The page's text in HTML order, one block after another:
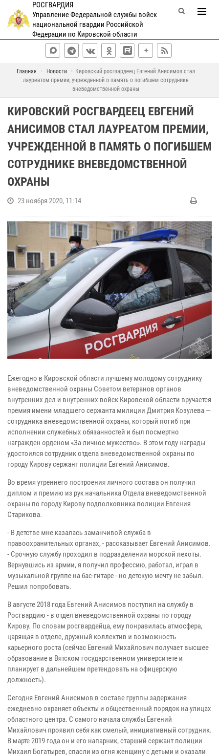
РОСГВАРДИЯ
Управление Федеральной службы войск
национальной гвардии Российской
Федерации по Кировской области
Главная Новости
Кировский росгвардеец Евгений Анисимов стал
лауреатом премии, учрежденной в память о погибшем сотруднике
вневедомственной охраны
КИРОВСКИЙ РОСГВАРДЕЕЦ ЕВГЕНИЙ
АНИСИМОВ СТАЛ ЛАУРЕАТОМ ПРЕМИИ,
УЧРЕЖДЕННОЙ В ПАМЯТЬ О ПОГИБШЕМ
СОТРУДНИКЕ ВНЕВЕДОМСТВЕННОЙ
ОХРАНЫ
23 ноября 2020, 11:14
Ежегодно в Кировской области лучшему молодому сотруднику
вневедомственной охраны Советом ветеранов органов
внутренних дел и внутренних войск Кировской области вручается
премия имени младшего сержанта милиции Дмитрия Козулева —
сотрудника вневедомственной охраны, который погиб при
исполнении служебных обязанностей и был посмертно
награжден орденом «За личное мужество». В этом году награды
удостоился сотрудник отдела вневедомственной охраны по
городу Кирову сержант полиции Евгений Анисимов.
Во время утреннего построения личного состава он получил
диплом и премию из рук начальника Отдела вневедомственной
охраны по городу Кирову подполковника полиции Евгения
Старикова.
- В детстве мне казалась заманчивой служба в
правоохранительных органах, - рассказывает Евгений Анисимов.
- Срочную службу проходил в подразделении морской пехоты.
Вернувшись из армии, я получил профессию, работал, играл в
музыкальной группе на бас-гитаре - но детскую мечту не забыл.
Решил попробовать.
В августе 2018 года Евгений Анисимов поступил на службу в
Росгвардию - в отдел вневедомственной охраны по городу
Кирову. По словам росгвардейца, ему понравилась атмосфера,
царящая в отделе, дружный коллектив и возможность
карьерного роста (сейчас Евгений Михайлович получает высшее
образование в Вятском государственном университете и
планирует в дальнейшем претендовать на офицерскую
должность).
Сегодня Евгений Анисимов в составе группы задержания
ежедневно охраняет объекты и общественный порядок на улицах
областного центра. С самого начала службы Евгений
Михайлович проявил себя как смелый, инициативный сотрудник.
В марте 2019 года он и его напарник, старший сержант полиции
Михаил Богатырев, спасли из огня женщину с детьми и оказали